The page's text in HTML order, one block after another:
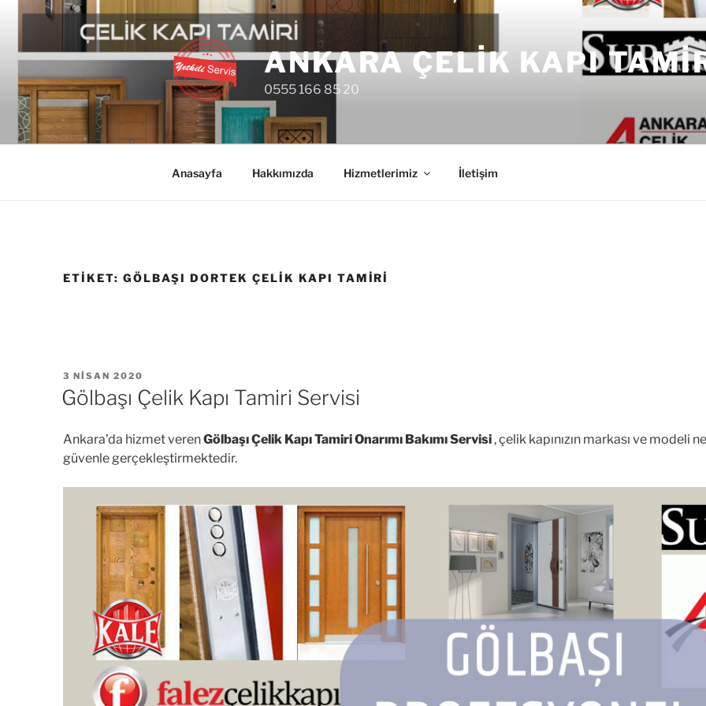
ANKARA ÇELIK KAPI
0555 166 85 20
Anasayfa Hakkımızda Hizmetlerimiz İletişim
ETIKET: GÖLBAŞI DORTEK ÇELIK KAPI TAMIRI
YAYIM
TARIHI
3 NISAN 2020
Gölbaşı Çelik Kapı Tamiri Servisi
Ankara’da hizmet verenGölbaşı Çelik Kapı Tamiri Onarımı Bakımı Servisi , çelik kapınızın markası ve modeli
güvenle gerçekleştirmektedir.